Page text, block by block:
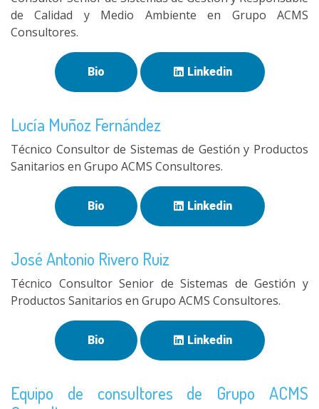
de Calidad y Medio Ambiente en Grupo ACMS
Consultores.
Bio Linkedin
Lucía Muñoz Fernández
Técnico Consultor de Sistemas de Gestión y Productos
Sanitarios en Grupo ACMS Consultores.
Bio Linkedin
José Antonio Rivero Ruiz
Técnico Consultor Senior de Sistemas de Gestión y
Productos Sanitarios en Grupo ACMS Consultores.
Bio Linkedin
Equipo de consultores de Grupo ACMS